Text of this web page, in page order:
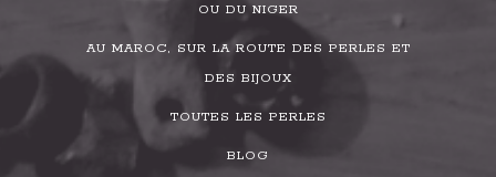
OU DU NIGER
AU MAROC, SUR LA ROUTE DES PERLES ET
DES BIJOUX
TOUTES LES PERLES
BLOG